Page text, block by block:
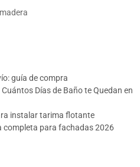
guía de compra
Días de Baño te Quedan en
instalar tarima flotante
completa para fachadas 2026